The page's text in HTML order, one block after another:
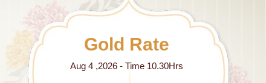
Gold Rate
Aug 4 ,2026 - Time 10.30Hrs